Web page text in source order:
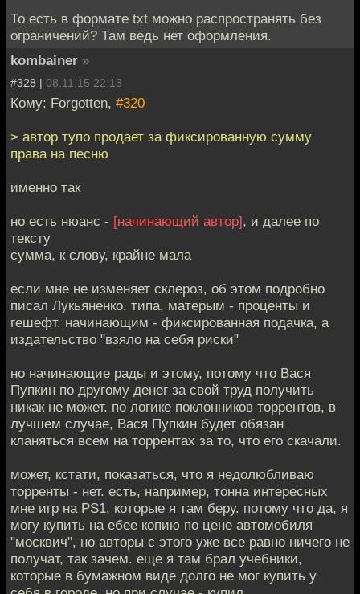
То есть в формате txt можно распространять без
ограничений? Там ведь нет оформления.
kombainer »
#328 | 08.11.15 22:13
Кому: Forgotten, #320
> автор тупо продает за фиксированную сумму
права на песню
именно так
но есть нюанс - [начинающий автор], и далее по
тексту
сумма, к слову, крайне мала
если мне не изменяет склероз, об этом подробно
писал Лукьяненко. типа, матерым - проценты и
гешефт. начинающим - фиксированная подачка, а
издательство "взяло на себя риски"
но начинающие рады и этому, потому что Вася
Пупкин по другому денег за свой труд получить
никак не может. по логике поклонников торрентов, в
лучшем случае, Вася Пупкин будет обязан
кланяться всем на торрентах за то, что его скачали.
может, кстати, показаться, что я недолюбливаю
торренты - нет. есть, например, тонна интересных
мне игр на PS1, которые я там беру. потому что да, я
могу купить на ебее копию по цене автомобиля
"москвич", но авторы с этого уже все равно ничего не
получат, так зачем. еще я там брал учебники,
которые в бумажном виде долго не мог купить у